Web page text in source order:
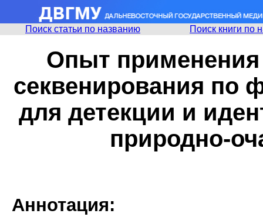
Поиск статьи по названию Поиск книги по
Опыт применения
секвенирования по
для детекции и
природно-
Аннотация: